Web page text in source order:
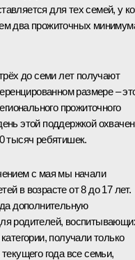
для тех семей, у
два прожиточных
до семи лет получают
размере –
прожиточного
этой поддержкой
тысяч ребятишек.
с мая мы начали
в возрасте от 8 до 17 лет.
дополнительную
родителей,
получали только
года все семьи,